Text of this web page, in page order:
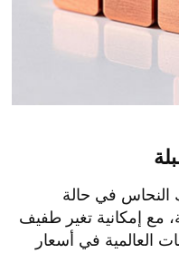
النحاس في حالة
مع إمكانية تغير طفيف
العالمية في أسعار